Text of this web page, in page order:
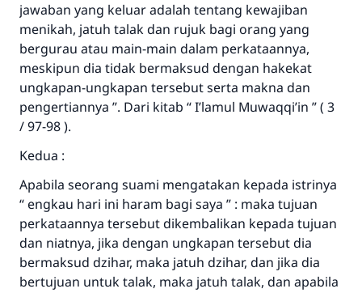
jawaban yang keluar adalah tentang kewajiban
menikah, jatuh talak dan rujuk bagi orang yang
bergurau atau main-main dalam perkataannya,
meskipun dia tidak bermaksud dengan hakekat
ungkapan-ungkapan tersebut serta makna dan
pengertiannya ”. Dari kitab “ I’lamul Muwaqqi’in ” ( 3
/ 97-98 ).
Kedua :
Apabila seorang suami mengatakan kepada istrinya
“ engkau hari ini haram bagi saya ” : maka tujuan
perkataannya tersebut dikembalikan kepada tujuan
dan niatnya, jika dengan ungkapan tersebut dia
bermaksud dzihar, maka jatuh dzihar, dan jika dia
bertujuan untuk talak, maka jatuh talak, dan apabila
Jawaban no. 110845
menyelamatkan pernikahan.
Rasulullah ﷺ bersabda
"Siapa yang menunjukkan suatu kebaikan,
meka dia akan mendapatkan pahala yang
sama dengan orang yang melakukannya"
MUSLIM, 1893